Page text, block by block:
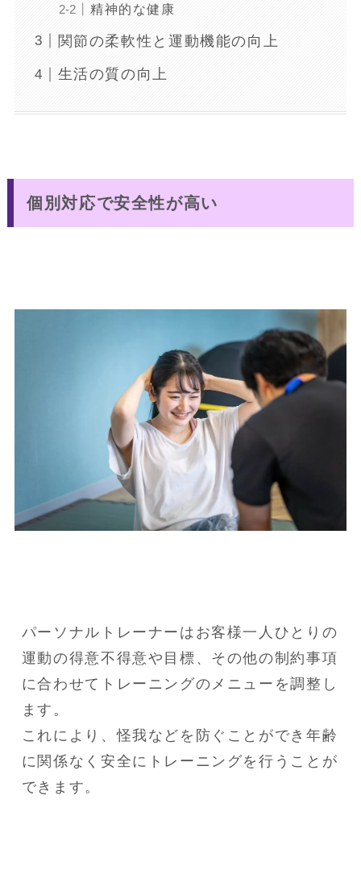
精神的な健康
関節の柔軟性と運動機能の向上
生活の質の向上
個別対応で安全性が高い
パーソナルトレーナーはお客様一人ひとりの
運動の得意不得意や目標、その他の制約事項
に合わせてトレーニングのメニューを調整し
ます。
これにより、怪我などを防ぐことができ年齢
に関係なく安全にトレーニングを行うことが
できます。